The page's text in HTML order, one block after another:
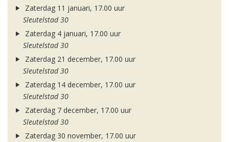
Zaterdag 11 januari, 17.00 uur
Sleutelstad 30
Zaterdag 4 januari, 17.00 uur
Sleutelstad 30
Zaterdag 21 december, 17.00 uur
Sleutelstad 30
Zaterdag 14 december, 17.00 uur
Sleutelstad 30
Zaterdag 7 december, 17.00 uur
Sleutelstad 30
Zaterdag 30 november, 17.00 uur